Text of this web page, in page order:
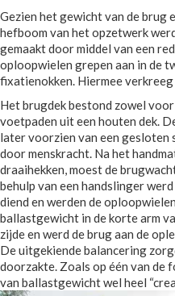
Gezien het gewicht van de brug
hefboom van het opzetwerk
gemaakt door middel van een
oploopwielen grepen aan in de
fixatienokken. Hiermee
Het brugdek bestond zowel
voetpaden uit een houten dek.
later voorzien van een gesloten
door menskracht. Na het
draaihekken, moest de
behulp van een handslinger
diend en werden de
ballastgewicht in de korte arm
zijde en werd de brug aan de
De uitgekiende balancering
doorzakte. Zoals op één van de
van ballastgewicht wel heel